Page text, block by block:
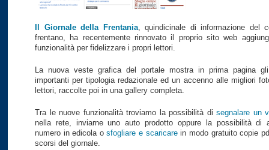
Il Giornale della Frentania, quindicinale di informazione del
frentano, ha recentemente rinnovato il proprio sito web
funzionalità per fidelizzare i propri lettori.
La nuova veste grafica del portale mostra in prima pagina
importanti per tipologia redazionale ed un accenno alle migliori
lettori, raccolte poi in una gallery completa.
Tra le nuove funzionalità troviamo la possibilità disegnalare un
nella rete, inviarne uno auto prodotto oppure la possibilità di
numero in edicola osfogliare e scaricarein modo gratuito copie
scorsi del giornale.